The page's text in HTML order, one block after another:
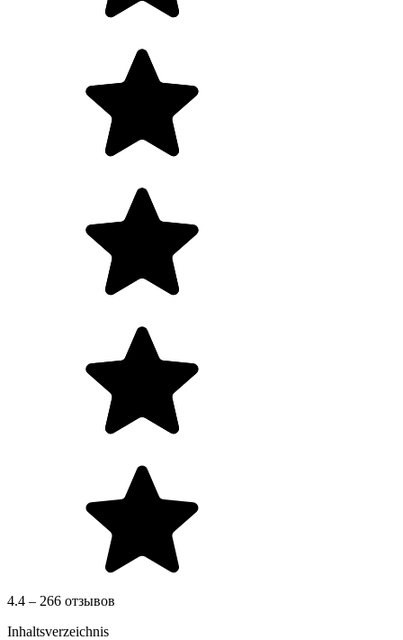
4.4 – 266 отзывов
Inhaltsverzeichnis